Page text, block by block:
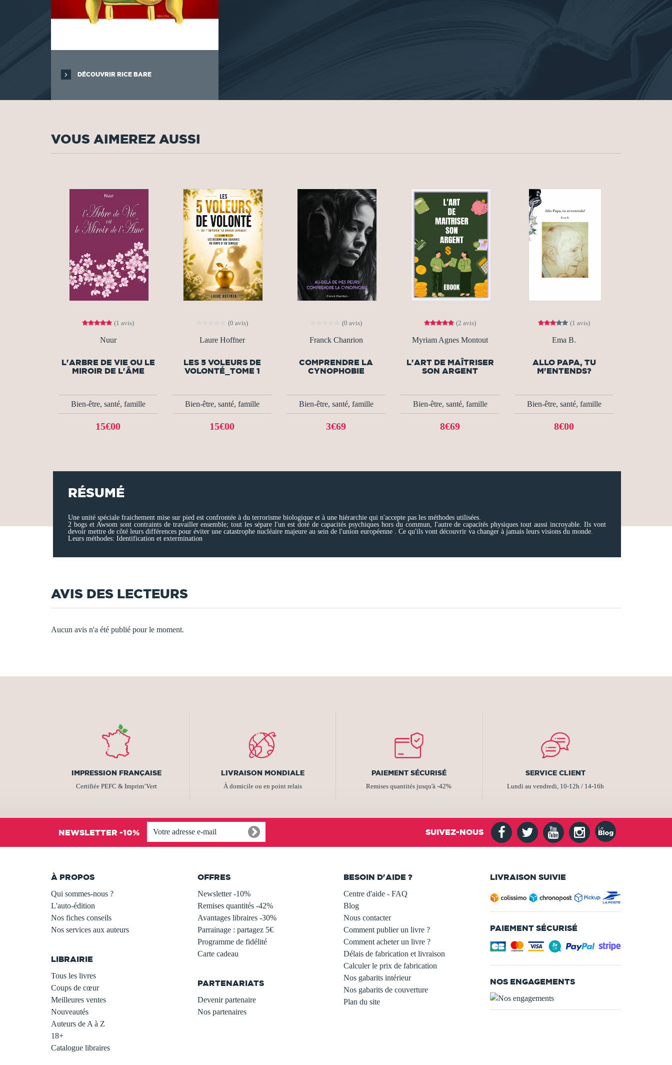
DÉCOUVRIR RICE BARE
VOUS AIMEREZ AUSSI
(1 avis)
Nuur
L'ARBRE DE VIE OU LE
MIROIR DE L'ÂME
Bien-être, santé, famille
15€00
(0 avis)
Laure Hoffner
LES 5 VOLEURS DE
VOLONTÉ_TOME 1
Bien-être, santé, famille
15€00
(0 avis)
Franck Chanrion
COMPRENDRE LA
CYNOPHOBIE
Bien-être, santé, famille
3€69
(2 avis)
Myriam Agnes Montout
L'ART DE MAÎTRISER
SON ARGENT
Bien-être, santé, famille
8€69
(1 avis)
Ema B.
ALLO PAPA, TU
M'ENTENDS?
Bien-être, santé, famille
8€00
RÉSUMÉ
Une unité spéciale fraichement mise sur pied est confrontée à du terrorisme biologique et à une hiérarchie qui n'accepte pas les méthodes utilisées.
2 bogs et Awsom sont contraints de travailler ensemble; tout les sépare l'un est doté de capacités psychiques hors du commun, l'autre de capacités physiques tout aussi incroyable. Ils vont
devoir mettre de côté leurs différences pour éviter une catastrophe nucléaire majeure au sein de l'union européenne . Ce qu'ils vont découvrir va changer à jamais leurs visions du monde.
Leurs méthodes: Identification et extermination
AVIS DES LECTEURS
Aucun avis n'a été publié pour le moment.
IMPRESSION FRANÇAISE
Certifiée PEFC & Imprim’Vert
LIVRAISON MONDIALE
À domicile ou en point relais
PAIEMENT SÉCURISÉ
Remises quantités jusqu'à -42%
SERVICE CLIENT
Lundi au vendredi, 10-12h / 14-16h
NEWSLETTER -10% SUIVEZ-NOUS
À PROPOS
Qui sommes-nous ?
L'auto-édition
Nos fiches conseils
Nos services aux auteurs
LIBRAIRIE
Tous les livres
Coups de cœur
Meilleures ventes
Nouveautés
Auteurs de A à Z
18+
Catalogue libraires
OFFRES
Newsletter -10%
Remises quantités -42%
Avantages libraires -30%
Parrainage : partagez 5€
Programme de fidélité
Carte cadeau
PARTENARIATS
Devenir partenaire
Nos partenaires
BESOIN D'AIDE ?
Centre d'aide - FAQ
Blog
Nous contacter
Comment publier un livre ?
Comment acheter un livre ?
Délais de fabrication et livraison
Calculer le prix de fabrication
Nos gabarits intérieur
Nos gabarits de couverture
Plan du site
LIVRAISON SUIVIE
PAIEMENT SÉCURISÉ
NOS ENGAGEMENTS